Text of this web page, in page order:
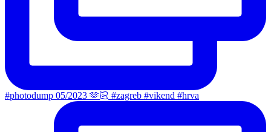
#photodump 05/2023 🫶🏻 #zagreb #vikend #hrva